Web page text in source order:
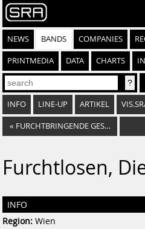
NEWS BANDS COMPANIES
PRINTMEDIA DATA CHARTS
INFO LINE-UP ARTIKEL
« FURCHTBRINGENDE GESELLSCHAFT, DIE
Furchtlosen,
INFO
Region: Wien